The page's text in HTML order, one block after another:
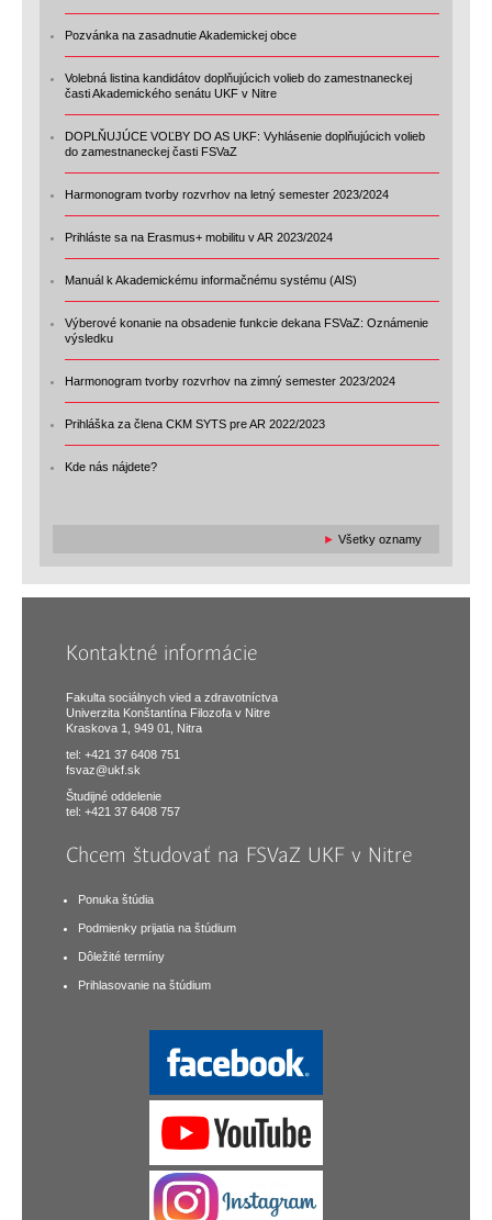
Pozvánka na zasadnutie Akademickej obce
Volebná listina kandidátov doplňujúcich volieb do zamestnaneckej
časti Akademického senátu UKF v Nitre
DOPLŇUJÚCE VOĽBY DO AS UKF: Vyhlásenie doplňujúcich volieb
do zamestnaneckej časti FSVaZ
Harmonogram tvorby rozvrhov na letný semester 2023/2024
Prihláste sa na Erasmus+ mobilitu v AR 2023/2024
Manuál k Akademickému informačnému systému (AIS)
Výberové konanie na obsadenie funkcie dekana FSVaZ: Oznámenie
výsledku
Harmonogram tvorby rozvrhov na zimný semester 2023/2024
Prihláška za člena CKM SYTS pre AR 2022/2023
Kde nás nájdete?
► Všetky oznamy
Kontaktné informácie
Fakulta sociálnych vied a zdravotníctva
Univerzita Konštantína Filozofa v Nitre
Kraskova 1, 949 01, Nitra
tel: +421 37 6408 751
fsvaz@ukf.sk
Študijné oddelenie
tel: +421 37 6408 757
Chcem študovať na FSVaZ UKF v Nitre
Ponuka štúdia
Podmienky prijatia na štúdium
Dôležité termíny
Prihlasovanie na štúdium